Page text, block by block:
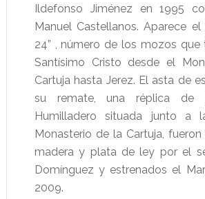
Ildefonso Jiménez en 1995
Manuel Castellanos. Aparece el
24” , número de los mozos que
Santísimo Cristo desde el
Cartuja hasta Jerez. El asta de
su remate, una réplica de
Humilladero situada junto a
Monasterio de la Cartuja,
madera y plata de ley por el
Domínguez y estrenados el
2009.